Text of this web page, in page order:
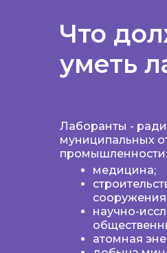
Что
уметь
Лаборанты -
муниципальных
промышленности:
медицина;
научно-
атомная